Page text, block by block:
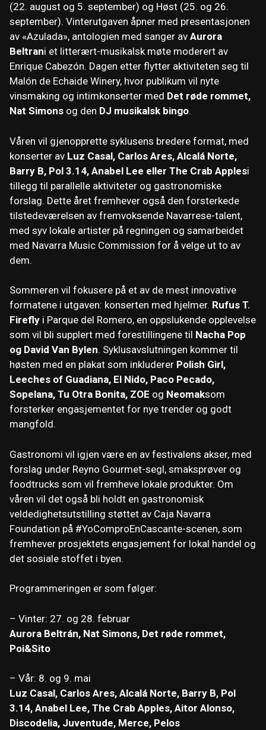
(22. august og 5. september) og Høst (25. og 26.
september). Vinterutgaven åpner med presentasjonen
av «Azulada», antologien med sanger av Aurora
Beltrani et litterært-musikalsk møte moderert av
Enrique Cabezón. Dagen etter flytter aktiviteten seg til
Malón de Echaide Winery, hvor publikum vil nyte
vinsmaking og intimkonserter med Det røde rommet,
Nat Simons og den DJ musikalsk bingo.
Våren vil gjenopprette syklusens bredere format, med
konserter av Luz Casal, Carlos Ares, Alcalá Norte,
Barry B, Pol 3.14, Anabel Lee eller The Crab Applesi
tillegg til parallelle aktiviteter og gastronomiske
forslag. Dette året fremhever også den forsterkede
tilstedeværelsen av fremvoksende Navarrese-talent,
med syv lokale artister på regningen og samarbeidet
med Navarra Music Commission for å velge ut to av
dem.
Sommeren vil fokusere på et av de mest innovative
formatene i utgaven: konserten med hjelmer. Rufus T.
Firefly i Parque del Romero, en oppslukende opplevelse
som vil bli supplert med forestillingene til Nacha Pop
og David Van Bylen. Syklusavslutningen kommer til
høsten med en plakat som inkluderer Polish Girl,
Leeches of Guadiana, El Nido, Paco Pecado,
Sopelana, Tu Otra Bonita, ZOE og Neomaksom
forsterker engasjementet for nye trender og godt
mangfold.
Gastronomi vil igjen være en av festivalens akser, med
forslag under Reyno Gourmet-segl, smaksprøver og
foodtrucks som vil fremheve lokale produkter. Om
våren vil det også bli holdt en gastronomisk
veldedighetsutstilling støttet av Caja Navarra
Foundation på #YoComproEnCascante-scenen, som
fremhever prosjektets engasjement for lokal handel og
det sosiale stoffet i byen.
Programmeringen er som følger:
– Vinter: 27. og 28. februar
Aurora Beltrán, Nat Simons, Det røde rommet,
Poi&Sito
– Vår: 8. og 9. mai
Luz Casal, Carlos Ares, Alcalá Norte, Barry B, Pol
3.14, Anabel Lee, The Crab Apples, Aitor Alonso,
Discodelia, Juventude, Merce, Pelos